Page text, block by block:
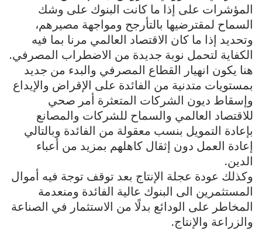
المؤشرات على إذا ما كانت البنوك على وشك
السماح لمقترضيها بالتأرجح ومواجهة مصيرهم،
وتحديد إذا ما كان الاقتصاد العالمي مرنا بما فيه
الكفاية لتحمل نوبة جديدة من الاضطراب المصرفي.
هنا يكون انهيار القطاع المصرفي والبدء من جديد
بمستويات متدنية من الفائدة على الإقراض والإيداع
وإسقاط ديون الشركات المتعثرة أمر صحي
للاقتصاد العالمي والسماح للشركات والمصانع
بإعادة التمويل بنسب معقولة من الفائدة وبالتالي
إعادة العمل دون إثقال كاهلهم بمزيد من أعباء
الدين.
وكذلك عودة عجلة الإنتاج بعد توقف توجة فيه أموال
المستثمرين الى البنوك عالية الفائدة ومنعدمة
المخاطر على الودائع بدلًا من الاستثمار في الصناعة
والزراعة والإنتاج.